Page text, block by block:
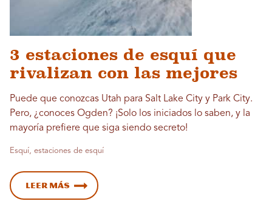
3 estaciones de esquí que
rivalizan con las mejores
Puede que conozcas Utah para Salt Lake City y Park City.
Pero, ¿conoces Ogden? ¡Solo los iniciados lo saben, y la
mayoría prefiere que siga siendo secreto!
Esquí, estaciones de esquí
Leer más